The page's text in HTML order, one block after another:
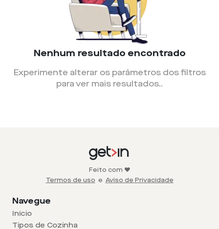
Nenhum resultado encontrado
Experimente alterar os parâmetros dos filtros
para ver mais resultados..
Feito com ❤️
Termos de uso e Aviso de Privacidade
Navegue
Início
Tipos de Cozinha